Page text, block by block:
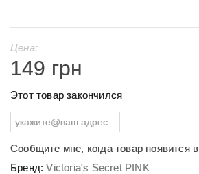
Цена:
149 грн
Этот товар закончился
Сообщите мне, когда товар появится
Бренд:Victoria's Secret PINK